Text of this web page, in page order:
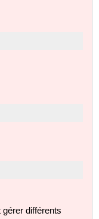
différents